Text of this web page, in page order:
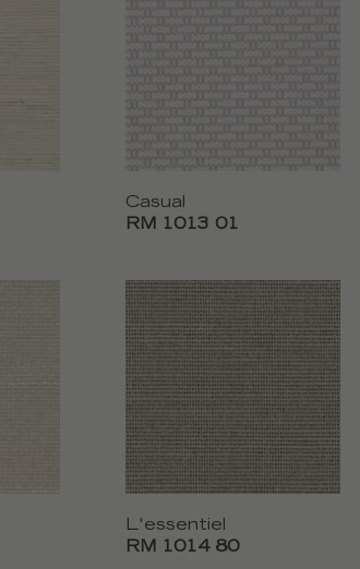
Casual
RM 1013 01
L'essentiel
RM 1014 80